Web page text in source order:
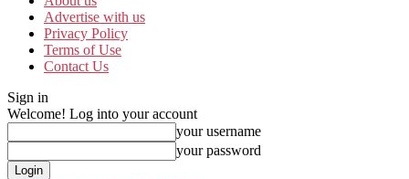
Advertise with us
Privacy Policy
Terms of Use
Contact Us
Sign in
Welcome! Log into your account
your username
your password